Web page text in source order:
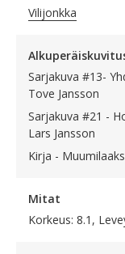
Vilijonkka
Sarjakuva #13-
Tove Jansson
Sarjakuva #21 -
Lars Jansson
Kirja -
Mitat
Korkeus: 8.1,